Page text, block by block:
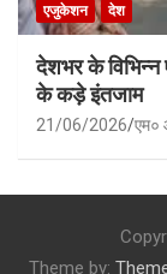
एजुकेशन देश
देशभर के विभिन्न
के कड़े इंतजाम
21/06/2026 एम०
Theme by: